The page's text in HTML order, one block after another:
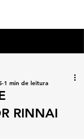
RINNAI
1 min de leitura